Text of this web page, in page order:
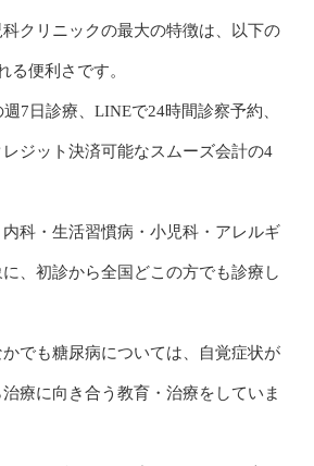
クリニックの最大の特徴は、以下の
る便利さです。
7日診療、LINEで24時間診察予約、
ジット決済可能なスムーズ会計の4
科・生活習慣病・小児科・アレルギ
、初診から全国どこの方でも診療し
でも糖尿病については、自覚症状が
療に向き合う教育・治療をしていま